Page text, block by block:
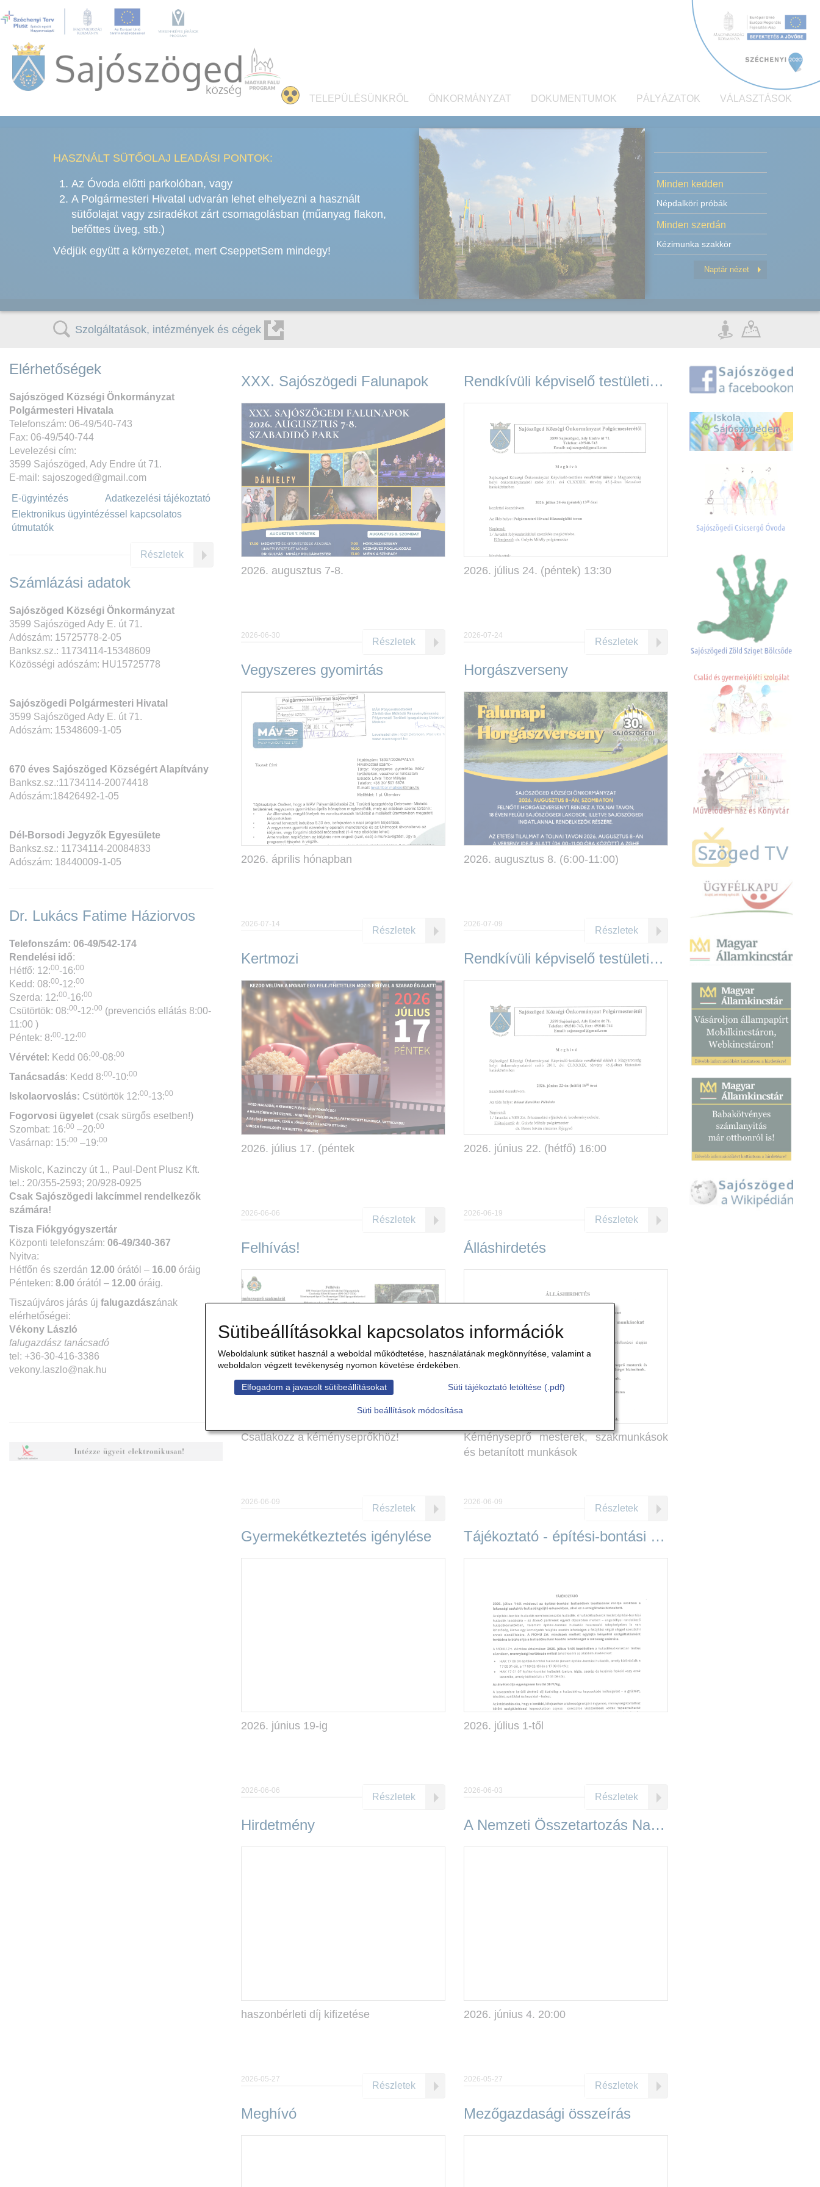
TELEPÜLÉSÜNKRŐL ÖNKORMÁNYZAT DOKUMENTUMOK PÁLYÁZATOK VÁLASZTÁSOK
HASZNÁLT SÜTŐOLAJ LEADÁSI PONTOK:
Az Óvoda előtti parkolóban, vagy
A Polgármesteri Hivatal udvarán lehet elhelyezni a használt
sütőolajat vagy zsiradékot zárt csomagolásban (műanyag flakon,
befőttes üveg, stb.)
Védjük együtt a környezetet, mert CseppetSem mindegy!
Minden kedden
Népdalköri próbák
Minden szerdán
Kézimunka szakkör
Naptár nézet
Szolgáltatások, intézmények és cégek
Elérhetőségek
Sajószöged Községi Önkormányzat
Polgármesteri Hivatala
Telefonszám: 06-49/540-743
Fax: 06-49/540-744
Levelezési cím:
3599 Sajószöged, Ady Endre út 71.
E-mail: sajoszoged@gmail.com
E-ügyintézés
Adatkezelési tájékoztató
Elektronikus ügyintézéssel kapcsolatos
útmutatók
Részletek
Számlázási adatok
Sajószöged Községi Önkormányzat
3599 Sajószöged Ady E. út 71.
Adószám: 15725778-2-05
Banksz.sz.: 11734114-15348609
Közösségi adószám: HU15725778
Sajószögedi Polgármesteri Hivatal
3599 Sajószöged Ady E. út 71.
Adószám: 15348609-1-05
670 éves Sajószöged Községért Alapítvány
Banksz.sz.:11734114-20074418
Adószám:18426492-1-05
Dél-Borsodi Jegyzők Egyesülete
Banksz.sz.: 11734114-20084833
Adószám: 18440009-1-05
Dr. Lukács Fatime Háziorvos
Telefonszám: 06-49/542-174
Rendelési idő:
Hétfő: 12:00-16:00
Kedd: 08:00-12:00
Szerda: 12:00-16:00
Csütörtök: 08:00-12:00 (prevenciós ellátás 8:00-
11:00 )
Péntek: 8:00-12:00
Vérvétel : Kedd 06:00-08:00
Tanácsadás: Kedd 8:00-10:00
Iskolaorvoslás: Csütörtök 12:00-13:00
Fogorvosi ügyelet (csak sürgős esetben!)
Szombat: 16:00 –20:00
Vasárnap: 15:00 –19:00
Miskolc, Kazinczy út 1., Paul-Dent Plusz Kft.
tel.: 20/355-2593; 20/928-0925
Csak Sajószögedi lakcímmel rendelkezők
számára!
Tisza Fiókgyógyszertár
Központi telefonszám: 06-49/340-367
Nyitva:
Hétfőn és szerdán 12.00 órától – 16.00 óráig
Pénteken: 8.00 órától – 12.00 óráig.
Tiszaújváros járás új falugazdászának
elérhetőségei:
Vékony László
falugazdász tanácsadó
tel: +36-30-416-3386
vekony.laszlo@nak.hu
XXX. Sajószögedi Falunapok
2026. augusztus 7-8.
Részletek
2026-06-30
Rendkívüli képviselő testületi ülés
2026. július 24. (péntek) 13:30
Részletek
2026-07-24
Vegyszeres gyomirtás
2026. április hónapban
Részletek
2026-07-14
Horgászverseny
2026. augusztus 8. (6:00-11:00)
Részletek
2026-07-09
Kertmozi
2026. július 17. (péntek
Részletek
2026-06-06
Rendkívüli képviselő testületi ülés
2026. június 22. (hétfő) 16:00
Részletek
2026-06-19
Felhívás!
Csatlakozz a kéményseprőkhöz!
Részletek
2026-06-09
Álláshirdetés
Kéményseprő mesterek, szakmunkások
és betanított munkások
Részletek
2026-06-09
Gyermekétkeztetés igénylése
2026. június 19-ig
Részletek
2026-06-06
Tájékoztató - építési-bontási hulladék leadásától
2026. július 1-től
Részletek
2026-06-03
Hirdetmény
haszonbérleti díj kifizetése
Részletek
2026-05-27
A Nemzeti Összetartozás Napja
2026. június 4. 20:00
Részletek
2026-05-27
Meghívó Mezőgazdasági összeírás
Sütibeállításokkal kapcsolatos információk
Weboldalunk sütiket használ a weboldal működtetése, használatának megkönnyítése, valamint a
weboldalon végzett tevékenység nyomon követése érdekében.
Elfogadom a javasolt sütibeállításokat Süti tájékoztató letöltése (.pdf)
Süti beállítások módosítása